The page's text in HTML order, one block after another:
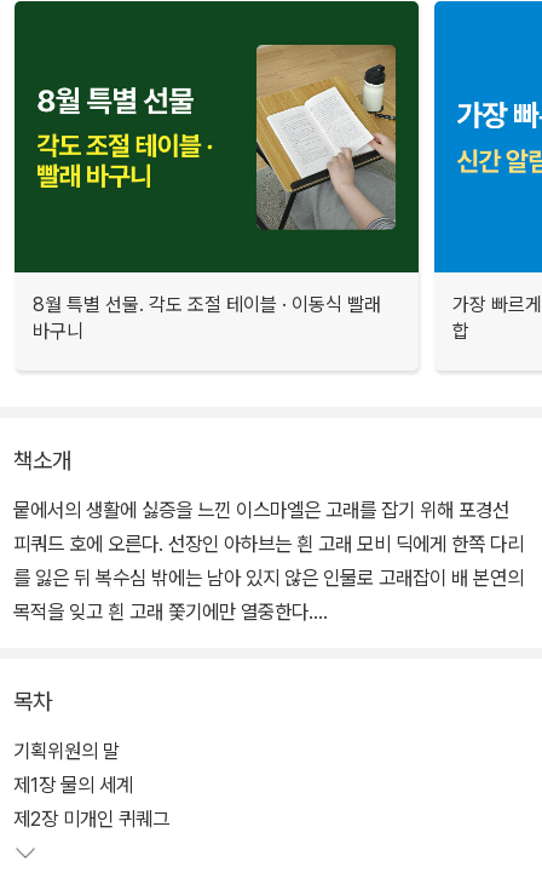
8월 특별 선물. 각도 조절 테이블 · 이동식 빨래
바구니
가장 빠르
합
책소개
뭍에서의 생활에 싫증을 느낀 이스마엘은 고래를 잡기 위해 포경선
피쿼드 호에 오른다. 선장인 아하브는 흰 고래 모비 딕에게 한쪽 다리
를 잃은 뒤 복수심 밖에는 남아 있지 않은 인물로 고래잡이 배 본연의
목적을 잊고 흰 고래 쫓기에만 열중한다.
비 딕과 사투를 벌인다. 미국 문학을 대표하는 작가 허먼 멜빌의 장편
소설로 상징주의 문학의 최고봉으로 꼽히는 작품이다. 드넓은 바다에
서 펼쳐지는 고래와 인간의 숨 막히는 싸움은 인간과 자연의 싸움을
상징하는 한 편의 거대한 서사시라 할 만하다.
목차
기획위원의 말
제1장 물의 세계
제2장 미개인 퀴퀘그